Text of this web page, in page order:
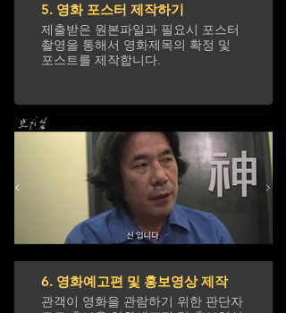
5. 영화 포스터 제작하기
제출받은 원본파일과 필요시 포스터
촬영을 통해서 영화제목의 확정 및
포스트를 제작합니다.
6. 영화예고편 및 홍보영상 제작
관객이 영화을 관람하기 위한 판단자